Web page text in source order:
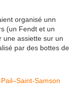
organisé unn
(un Fendt et un
une assiette sur un
par des bottes de